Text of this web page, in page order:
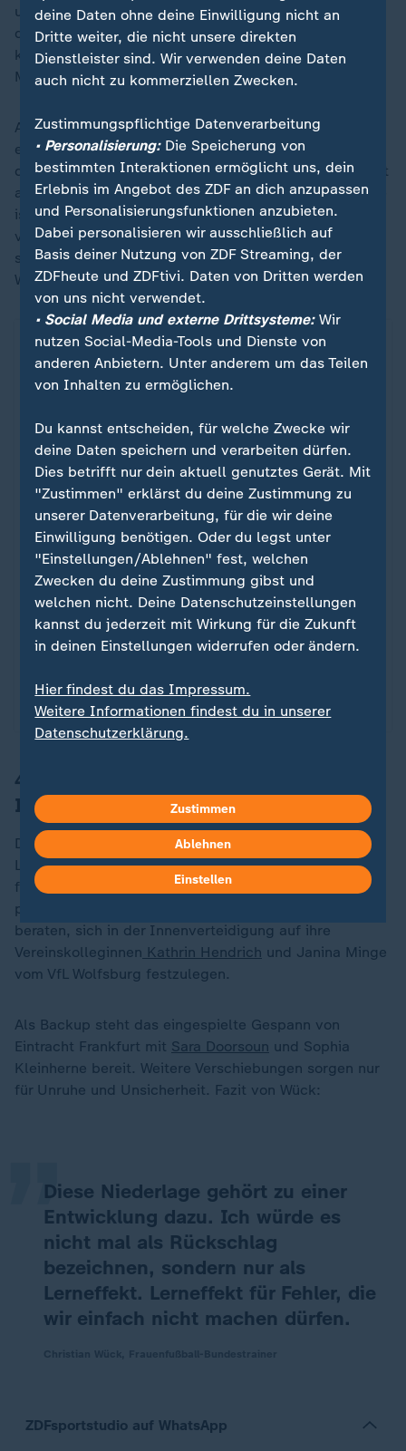
und Ena Mahmutovic (FC Bayern) vorgespielt haben,
doch gab es in drei der vier Länderspielen je einen
krassen Torwartfehler. Jetzt leistete sich Debütantin
Mahmutovic einen folgenschweren Fauxpas.
Auch wenn die 20-Jährige Trost von allen Seiten
empfing: Das EM-Casting führt auf dieser Position in
die Sackgasse, schließlich hat Berger bei Olympia fast
allein die Bronzemedaille festgehalten. Die 34-Jährige
ist "Deutschlands Fußballerin des Jahres" und
verdient das volle Vertrauen für die EM 2025, zumal
sie nach zwei Krebserkrankungen über enormen
Widerstandsgeist verfügt.
Nach 1989 und 2001
DFB bewirbt sich um Frauenfußball-
EM 2029
Der Deutsche Fußball-Bund bewirbt sich um die
Dänemark und Schweden wollen die EM
gemeinsam ausrichten.
4. Keine Notlösung mehr für die
Innenverteidigung
Die erneut als Innenverteidigerin eingesetzte Sarai
Linder leistete sich einen fatalen Ballverlust vor dem
frühen 0:1. "Der Fehler darf auf diesem Niveau nicht
passieren", kritisierte Wück. Der 51-Jährige wäre gut
beraten, sich in der Innenverteidigung auf ihre
Vereinskolleginnen Kathrin Hendrich und Janina Minge
vom VfL Wolfsburg festzulegen.
Als Backup steht das eingespielte Gespann von
Eintracht Frankfurt mit Sara Doorsoun und Sophia
Kleinherne bereit. Weitere Verschiebungen sorgen nur
für Unruhe und Unsicherheit. Fazit von Wück:
Diese Niederlage gehört zu einer
Entwicklung dazu. Ich würde es
nicht mal als Rückschlag
bezeichnen, sondern nur als
Lerneffekt. Lerneffekt für Fehler, die
wir einfach nicht machen dürfen.
„
ZDFsportstudio auf WhatsApp
deine Daten ohne deine Einwilligung nicht an
Dritte weiter, die nicht unsere direkten
Dienstleister sind. Wir verwenden deine Daten
auch nicht zu kommerziellen Zwecken.
Zustimmungspflichtige Datenverarbeitung
• Personalisierung:Die Speicherung von
bestimmten Interaktionen ermöglicht uns, dein
Erlebnis im Angebot des ZDF an dich anzupassen
und Personalisierungsfunktionen anzubieten.
Dabei personalisieren wir ausschließlich auf
Basis deiner Nutzung von ZDF Streaming, der
ZDFheute und ZDFtivi. Daten von Dritten werden
von uns nicht verwendet.
• Social Media und externe Drittsysteme:Wir
nutzen Social-Media-Tools und Dienste von
anderen Anbietern. Unter anderem um das Teilen
von Inhalten zu ermöglichen.
Du kannst entscheiden, für welche Zwecke wir
deine Daten speichern und verarbeiten dürfen.
Dies betrifft nur dein aktuell genutztes Gerät. Mit
"Zustimmen" erklärst du deine Zustimmung zu
unserer Datenverarbeitung, für die wir deine
Einwilligung benötigen. Oder du legst unter
"Einstellungen/Ablehnen" fest, welchen
Zwecken du deine Zustimmung gibst und
welchen nicht. Deine Datenschutzeinstellungen
kannst du jederzeit mit Wirkung für die Zukunft
in deinen Einstellungen widerrufen oder ändern.
Hier findest du das Impressum.
Weitere Informationen findest du in unserer
Datenschutzerklärung.
Zustimmen
Ablehnen
Einstellen